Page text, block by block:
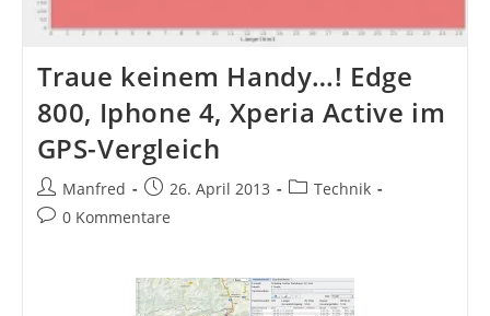
Traue keinem Handy…! Edge
800, Iphone 4, Xperia Active im
GPS-Vergleich
Beitrags-
Autor:
Manfred
Beitrag
veröffentlicht:
26. April 2013
Beitrags-
Technik
Beitrags-
0 Kommentare